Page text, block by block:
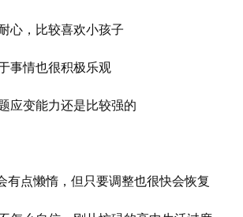
心，比较喜欢小孩子
事情也很积极乐观
应变能力还是比较强的
有点懒惰，但只要调整也很快会恢复